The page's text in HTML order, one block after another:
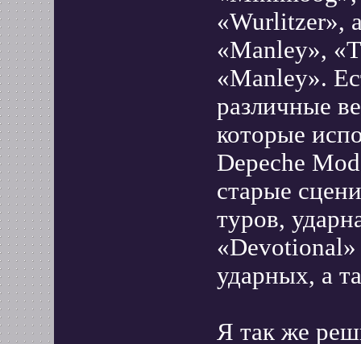
«Wurlitzer»,
«Manley»,
«Manley».
различные
которые
Depeche
старые
туров,
«Devotional»
ударных, а
Я так же